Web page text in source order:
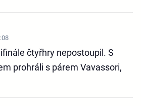
čtyřhry nepostoupil. S
prohráli s párem Vavassori,